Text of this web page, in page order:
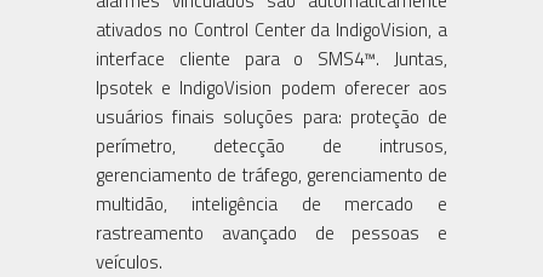
ativados no Control Center da IndigoVision, a
interface cliente para o SMS4™. Juntas,
Ipsotek e IndigoVision podem oferecer aos
usuários finais soluções para: proteção de
perímetro, detecção de intrusos,
gerenciamento de tráfego, gerenciamento de
multidão, inteligência de mercado e
rastreamento avançado de pessoas e
veículos.